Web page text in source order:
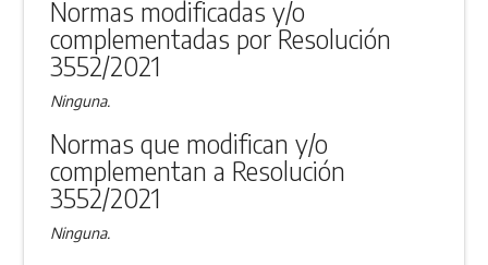
Normas modificadas y/o
complementadas por Resolución
3552/2021
Ninguna.
Normas que modifican y/o
complementan a Resolución
3552/2021
Ninguna.